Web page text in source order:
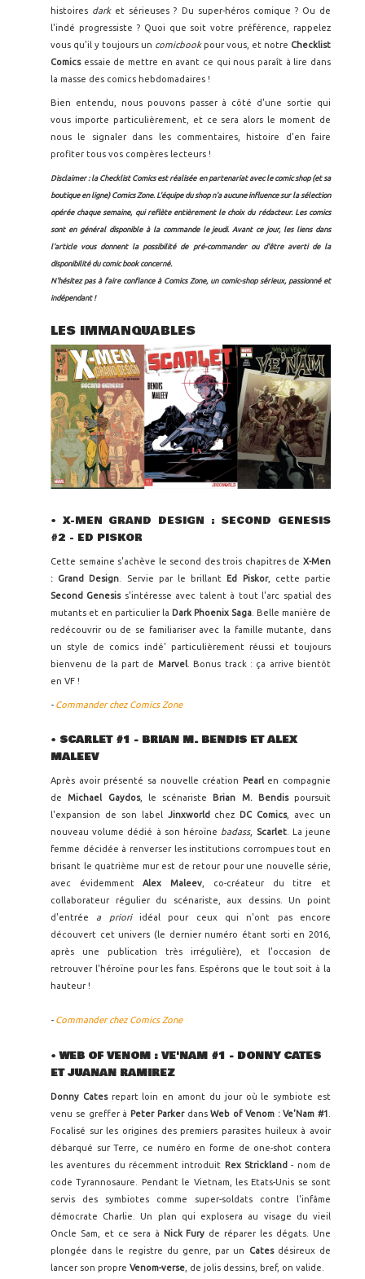
histoires dark et sérieuses ? Du super-héros comique ? Ou de
l'indé progressiste ? Quoi que soit votre préférence, rappelez
vous qu'il y toujours un comicbookpour vous, et notre Checklist
Comics essaie de mettre en avant ce qui nous paraît à lire dans
la masse des comics hebdomadaires !
Bien entendu, nous pouvons passer à côté d'une sortie qui
vous importe particulièrement, et ce sera alors le moment de
nous le signaler dans les commentaires, histoire d'en faire
profiter tous vos compères lecteurs !
Disclaimer : la Checklist Comics est réalisée en partenariat avec le comic shop (et sa
boutique en ligne)Comics Zone. L'équipe du shop n'a aucune influence sur la sélection
opérée chaque semaine, qui reflète entièrement le choix du rédacteur. Les comics
sont en général disponible à la commande le jeudi. Avant ce jour, les liens dans
l'article vous donnent la possibilité de pré-commander ou d'être averti de la
disponibilité du comic book concerné.
N'hésitez pas à faire confiance à Comics Zone, un comic-shop sérieux, passionné et
indépendant !
LES IMMANQUABLES
• X-MEN GRAND DESIGN : SECOND GENESIS
#2 - ED PISKOR
Cette semaine s'achève le second des trois chapitres de X-Men
: Grand Design . Servie par le brillant Ed Piskor, cette partie
Second Genesiss'intéresse avec talent à tout l'arc spatial des
mutants et en particulier la Dark Phoenix Saga . Belle manière de
redécouvrir ou de se familiariser avec la famille mutante, dans
un style de comics indé' particulièrement réussi et toujours
bienvenu de la part de Marvel. Bonus track : ça arrive bientôt
en VF !
- Commander chez Comics Zone
• SCARLET #1 - BRIAN M. BENDIS ET ALEX
MALEEV
Après avoir présenté sa nouvelle création Pearlen compagnie
deMichael Gaydos, le scénariste Brian M. Bendis poursuit
l'expansion de son label Jinxworld chez DC Comics, avec un
nouveau volume dédié à son héroïne badass, Scarlet. La jeune
femme décidée à renverser les institutions corrompues tout en
brisant le quatrième mur est de retour pour une nouvelle série,
avec évidemmentAlex Maleev , co-créateur du titre et
collaborateur régulier du scénariste, aux dessins. Un point
d'entrée a prioriidéal pour ceux qui n'ont pas encore
découvert cet univers (le dernier numéro étant sorti en 2016,
après une publication très irrégulière), et l'occasion de
retrouver l'héroïne pour les fans. Espérons que le tout soit à la
hauteur !
- Commander chez Comics Zone
• WEB OF VENOM : VE'NAM #1 - DONNY CATES
ET JUANAN RAMIREZ
Donny Catesrepart loin en amont du jour où le symbiote est
venu se greffer à Peter ParkerdansWeb of Venom : Ve'Nam #1
Focalisé sur les origines des premiers parasites huileux à avoir
débarqué sur Terre, ce numéro en forme de one-shot contera
les aventures du récemment introduit Rex Strickland - nom de
code Tyrannosaure. Pendant le Vietnam, les Etats-Unis se sont
servis des symbiotes comme super-soldats contre l'infâme
démocrate Charlie. Un plan qui explosera au visage du vieil
Oncle Sam, et ce sera à Nick Fury de réparer les dégats. Une
plongée dans le registre du genre, par un
Cates désireux de
lancer son propre Venom-verse , de jolis dessins, bref, on valide.